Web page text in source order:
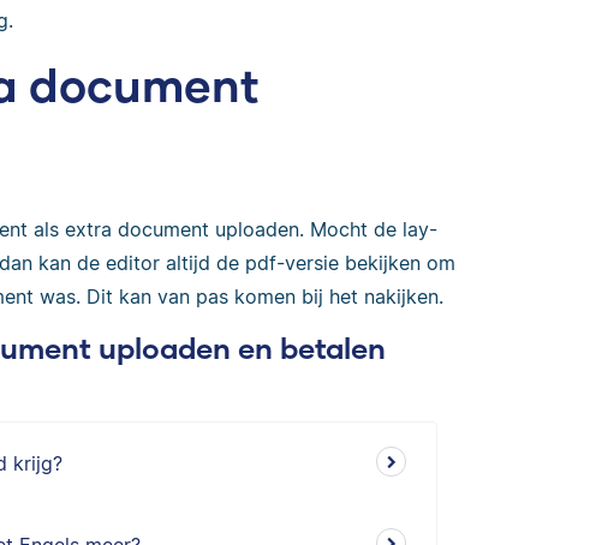
document
als extra document uploaden. Mocht de lay-
kan de editor altijd de pdf-versie bekijken om
was. Dit kan van pas komen bij het nakijken.
uploaden en betalen
krijg?